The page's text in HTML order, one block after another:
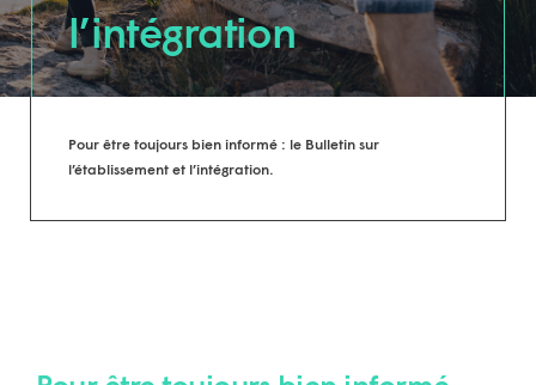
l’intégration
Pour être toujours bien informé : le Bulletin sur
l’établissement et l’intégration.